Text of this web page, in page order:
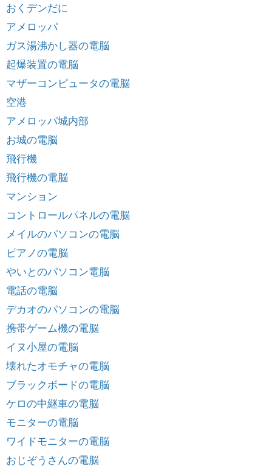
おくデンだに
アメロッパ
ガス湯沸かし器の電脳
起爆装置の電脳
マザーコンピュータの電脳
空港
アメロッパ城内部
お城の電脳
飛行機
飛行機の電脳
マンション
コントロールパネルの電脳
メイルのパソコンの電脳
ピアノの電脳
やいとのパソコン電脳
電話の電脳
デカオのパソコンの電脳
携帯ゲーム機の電脳
イヌ小屋の電脳
壊れたオモチャの電脳
ブラックボードの電脳
ケロの中継車の電脳
モニターの電脳
ワイドモニターの電脳
おじぞうさんの電脳